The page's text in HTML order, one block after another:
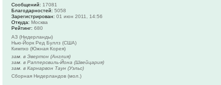
Сообщений: 17081
Благодарностей: 5058
Зарегистрирован: 01 июн 2011, 14:56
Откуда: Москва
Рейтинг: 680
АЗ (Нидерланды)
Нью-Йорк Ред Буллз (США)
Кимпхо (Южная Корея)
зам. в Эвертон (Англия)
зам. в Рапперсвиль-Йона (Швейцария)
зам. в Карнарвон Таун (Уэльс)
Сборная Нидерландов (мол.)